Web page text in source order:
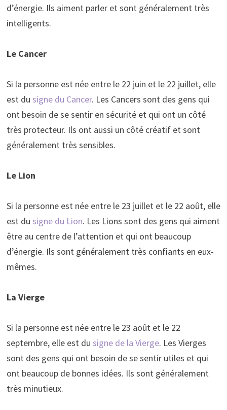
d’énergie. Ils aiment parler et sont généralement très
intelligents.
Le Cancer
Si la personne est née entre le 22 juin et le 22 juillet, elle
est du signe du Cancer. Les Cancers sont des gens qui
ont besoin de se sentir en sécurité et qui ont un côté
très protecteur. Ils ont aussi un côté créatif et sont
généralement très sensibles.
Le Lion
Si la personne est née entre le 23 juillet et le 22 août, elle
est du signe du Lion. Les Lions sont des gens qui aiment
être au centre de l’attention et qui ont beaucoup
d’énergie. Ils sont généralement très confiants en eux-
mêmes.
La Vierge
Si la personne est née entre le 23 août et le 22
septembre, elle est du signe de la Vierge. Les Vierges
sont des gens qui ont besoin de se sentir utiles et qui
ont beaucoup de bonnes idées. Ils sont généralement
très minutieux.